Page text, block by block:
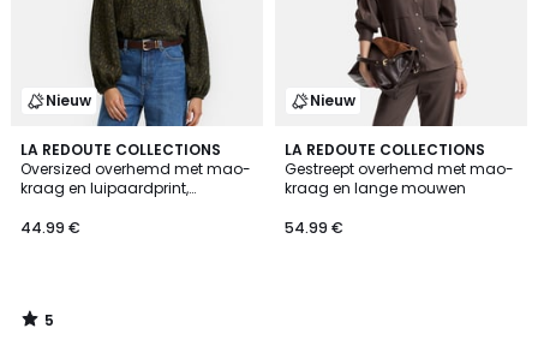
Nieuw
LA REDOUTE COLLECTIONS
Oversized overhemd met mao-
kraag en luipaardprint,
44.99 €
5
/
5
5
/
Nieuw
LA REDOUTE COLLECTIONS
Gestreept overhemd met mao-
kraag en lange mouwen
54.99 €